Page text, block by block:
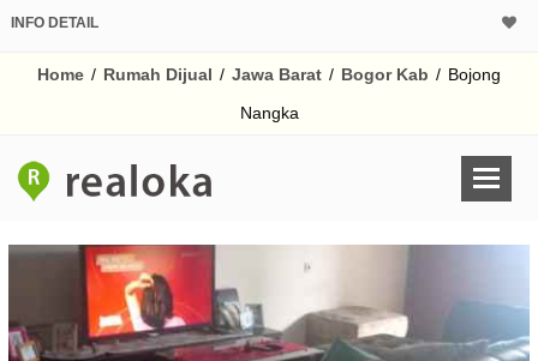
INFO DETAIL
Home / Rumah Dijual / Jawa Barat / Bogor Kab / Bojong
Nangka
Harga Rp
% /th
Untuk hasil simulasi